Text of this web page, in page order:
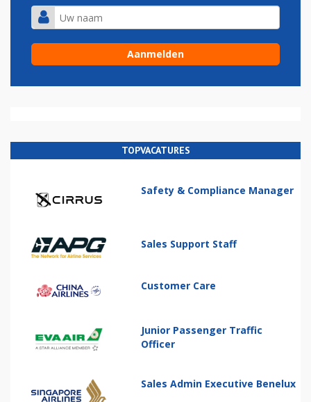
TOPVACATURES
Safety & Compliance Manager
Sales Support Staff
Customer Care
Junior Passenger Traffic
Officer
Sales Admin Executive Benelux